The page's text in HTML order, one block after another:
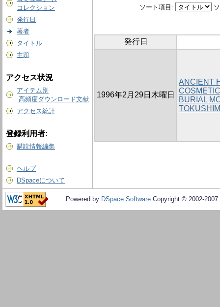
コレクション
発行日
著者
タイトル
主題
アクセス状況
アイテム別
高頻度ダウンロード文献
アクセス統計
登録利用者:
購読情報編集
ヘルプ
DSpaceについて
ソート項目:
発行日
1996年2月29日木曜日
ANCIENT
BURIAL
Powered by DSpace Software Copyright © 2002-2007